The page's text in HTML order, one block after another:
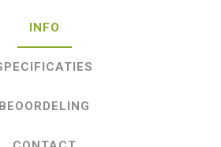
INFO
BEOORDELING